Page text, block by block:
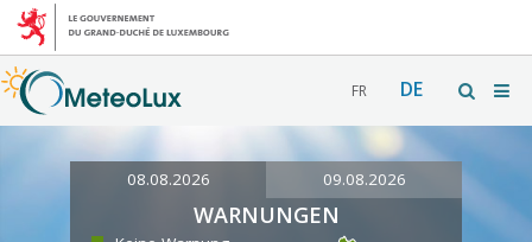
FR DE
08.08.2026 09.08.2026
WARNUNGEN